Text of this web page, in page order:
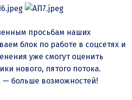
просьбам наших
блок по работе в соцсетях и
уже смогут оценить
нового, пятого потока.
больше возможностей!